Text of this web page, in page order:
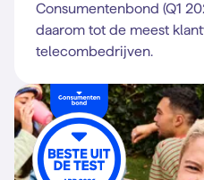
Consumentenbond (Q1
daarom tot de meest
telecombedrijven.